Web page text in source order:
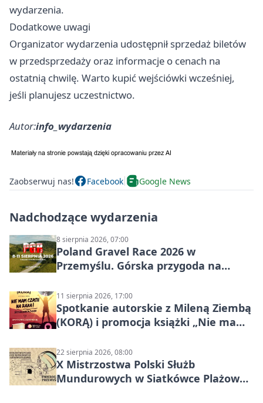
wydarzenia.
Dodatkowe uwagi
Organizator wydarzenia udostępnił sprzedaż biletów
w przedsprzedaży oraz informacje o cenach na
ostatnią chwilę. Warto kupić wejściówki wcześniej,
jeśli planujesz uczestnictwo.
Autor:info_wydarzenia
Zaobserwuj nas! Facebook Google News
Nadchodzące wydarzenia
8 sierpnia 2026, 07:00
Poland Gravel Race 2026 w
Przemyślu. Górska przygoda na
11 sierpnia 2026, 17:00
Spotkanie autorskie z Mileną Ziembą
(KORĄ) i promocja książki „Nie mam
22 sierpnia 2026, 08:00
X Mistrzostwa Polski Służb
Mundurowych w Siatkówce Plażowej